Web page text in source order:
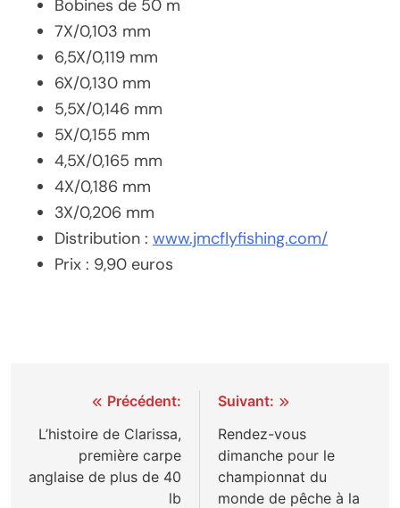
Bobines de 50 m
7X/0,103 mm
6,5X/0,119 mm
6X/0,130 mm
5,5X/0,146 mm
5X/0,155 mm
4,5X/0,165 mm
4X/0,186 mm
3X/0,206 mm
Distribution : www.jmcflyfishing.com/
Prix : 9,90 euros
Navigation
de
l’article
Précédent:
L’histoire de Clarissa,
première carpe
anglaise de plus de 40
lb
Suivant:
Rendez-vous
dimanche pour le
championnat du
monde de pêche à la